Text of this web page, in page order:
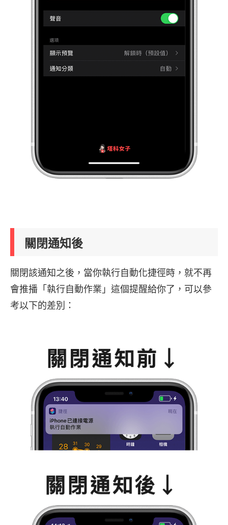
關閉通知後
關閉該通知之後，當你執行自動化捷徑時，就不再
會推播「執行自動作業」這個提醒給你了，可以參
考以下的差別：